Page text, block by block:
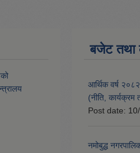
बजेट तथा
आर्थिक वर्ष
(नीति,
Post date:
नमोबुद्ध